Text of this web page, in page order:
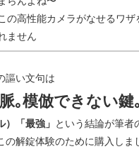
の高性能カメラがなせるワ
ません
謳い文句は
｡模倣できない鍵｡
）「最強」 という結論が筆者
の解錠体験のために購入しま